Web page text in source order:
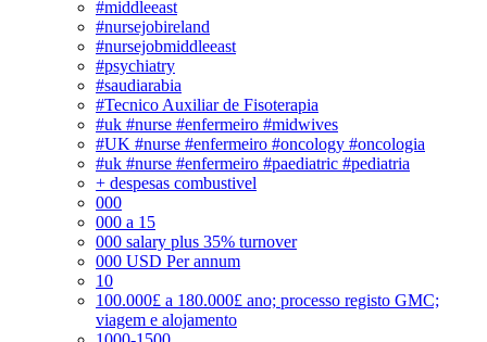
#middleeast
#nursejobireland
#nursejobmiddleeast
#psychiatry
#saudiarabia
#Tecnico Auxiliar de Fisoterapia
#uk #nurse #enfermeiro #midwives
#UK #nurse #enfermeiro #oncology #oncologia
#uk #nurse #enfermeiro #paediatric #pediatria
+ despesas combustivel
000
000 a 15
000 salary plus 35% turnover
000 USD Per annum
10
100.000£ a 180.000£ ano; processo registo GMC;
viagem e alojamento